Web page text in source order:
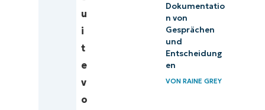
Software
u
i
t
e
v
o
Dokumentatio
n von
Gesprächen
und
Entscheidung
en
VON RAINE GREY